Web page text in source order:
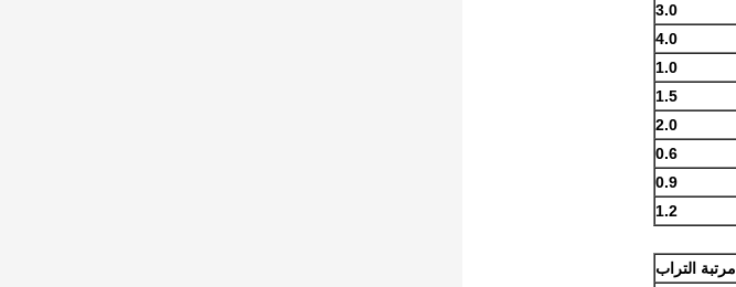
3.0
4.0
1.0
1.5
2.0
0.6
0.9
1.2
مرتبة التراب